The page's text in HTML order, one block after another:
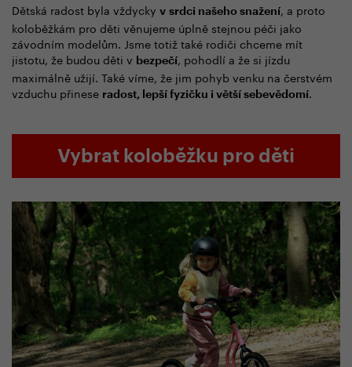
Dětská radost byla vždycky v srdci našeho snažení, a proto
koloběžkám pro děti věnujeme úplně stejnou péči jako
závodním modelům. Jsme totiž také rodiči chceme mít
jistotu, že budou děti v bezpečí, pohodlí a že si jízdu
maximálně užijí. Také víme, že jim pohyb venku na čerstvém
vzduchu přinese radost, lepší fyzičku i větší sebevědomí.
Vybrat koloběžku pro děti